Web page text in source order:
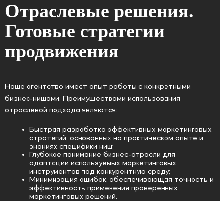
Отраслевые решения.
Готовые стратегии
продвижения
Наше агентство имеет опыт работы с конкретными
бизнес-нишами. Преимуществами использования
отраслевой подхода являются:
Быстрая разработка эффективных маркетинговых
стратегий, основанных на практическом опыте и
знаниях специфики ниш;
Глубокое понимание бизнес-отрасли для
адаптации используемых маркетинговых
инструментов под конкурентную среду;
Минимизация ошибок, обеспечивающая точность и
эффективность применения проверенных
маркетинговых решений.